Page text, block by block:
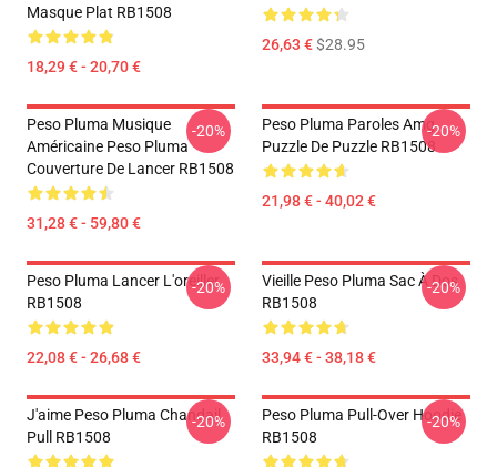
Masque Plat RB1508
18,29 € - 20,70 €
26,63 €$28.95
Peso Pluma Musique
Américaine Peso Pluma
Couverture De Lancer RB1508
31,28 € - 59,80 €
-20%
Peso Pluma Paroles Amg
Puzzle De Puzzle RB1508
21,98 € - 40,02 €
-20%
Peso Pluma Lancer L'oreiller
RB1508
22,08 € - 26,68 €
-20%
Vieille Peso Pluma Sac À Dos
RB1508
33,94 € - 38,18 €
-20%
J'aime Peso Pluma Chandail
Pull RB1508
-20%
Peso Pluma Pull-Over Hoodie
RB1508
-20%